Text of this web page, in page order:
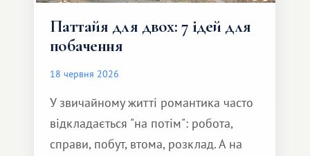
Паттайя для двох: 7 ідей для
побачення
18 червня 2026
У звичайному житті романтика часто
відкладається "на потім": робота,
справи, побут, втома, розклад. А на